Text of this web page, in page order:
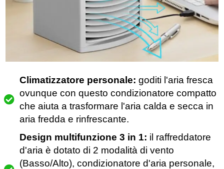
Climatizzatore personale: goditi l'aria fresca
ovunque con questo condizionatore compatto
che aiuta a trasformare l'aria calda e secca in
aria fredda e rinfrescante.
Design multifunzione 3 in 1: il raffreddatore
d'aria è dotato di 2 modalità di vento
(Basso/Alto), condizionatore d'aria personale,